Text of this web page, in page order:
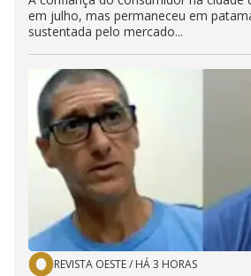
em julho, mas permaneceu em
sustentada pelo mercado...
REVISTA OESTE/ HÁ 3 HORAS